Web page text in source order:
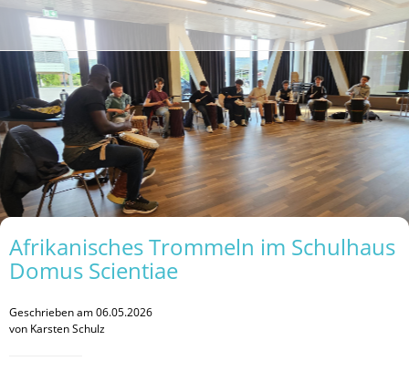
Afrikanisches Trommeln im Schulhaus
Domus Scientiae
Geschrieben am 06.05.2026
von Karsten Schulz